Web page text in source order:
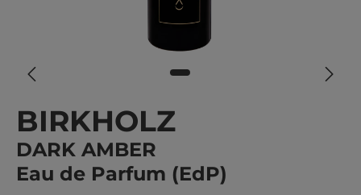
BIRKHOLZ
DARK AMBER
Eau de Parfum (EdP)